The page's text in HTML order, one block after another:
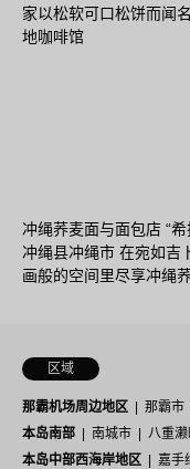
家以松软可口松饼而闻
地咖啡馆
冲绳荞麦面与面包店 “希
冲绳县冲绳市 在宛如吉
画般的空间里尽享冲绳
区域
那霸机场周边地区 那霸市
本岛南部
南城市 八重
本岛中部西海岸地区
嘉手